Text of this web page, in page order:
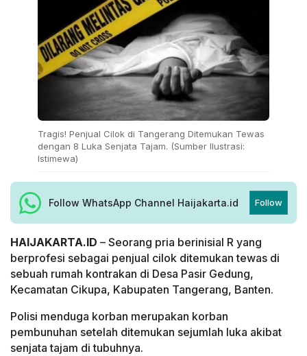
Tragis! Penjual Cilok di Tangerang Ditemukan Tewas
dengan 8 Luka Senjata Tajam. (Sumber Ilustrasi:
Istimewa)
Follow WhatsApp Channel Haijakarta.id Follow
HAIJAKARTA.ID – Seorang pria berinisial R yang
berprofesi sebagai penjual cilok ditemukan tewas di
sebuah rumah kontrakan di Desa Pasir Gedung,
Kecamatan Cikupa, Kabupaten Tangerang, Banten.
Polisi menduga korban merupakan korban
pembunuhan setelah ditemukan sejumlah luka akibat
senjata tajam di tubuhnya.